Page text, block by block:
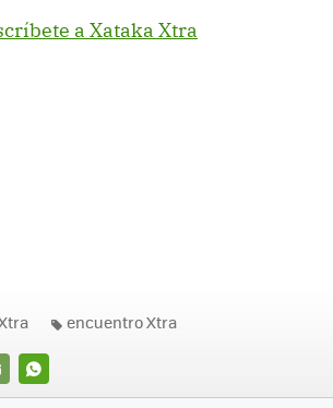
a Xataka Xtra
WHATSAPP
encuentro Xtra